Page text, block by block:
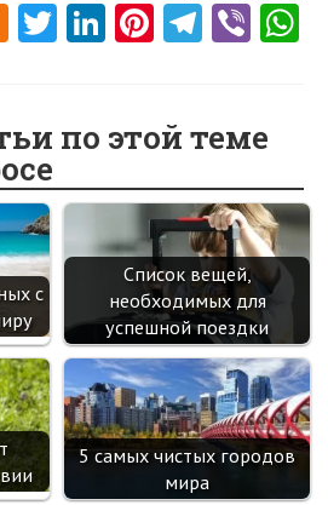
O
o
kl
as
sn
ik
i
T
er
Li
dI
n
Pi
es
t
Te
a
m
Vi
по этой теме
с
Список вещей,
необходимых для
успешной поездки
5 самых чистых городов
мира